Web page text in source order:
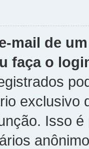
mail de
faça o
exclusivo
Isso